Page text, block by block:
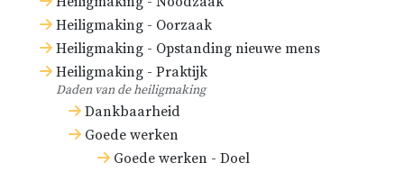
Heiligmaking - Oorzaak
Heiligmaking - Opstanding nieuwe mens
Heiligmaking - Praktijk
Daden van de heiligmaking
Dankbaarheid
Goede werken
Goede werken - Doel